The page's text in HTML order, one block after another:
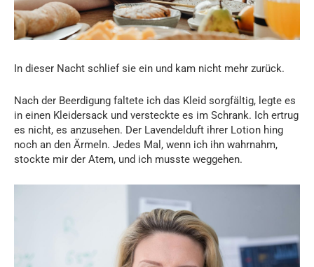
In dieser Nacht schlief sie ein und kam nicht mehr zurück.
Nach der Beerdigung faltete ich das Kleid sorgfältig, legte es
in einen Kleidersack und versteckte es im Schrank. Ich ertrug
es nicht, es anzusehen. Der Lavendelduft ihrer Lotion hing
noch an den Ärmeln. Jedes Mal, wenn ich ihn wahrnahm,
stockte mir der Atem, und ich musste weggehen.